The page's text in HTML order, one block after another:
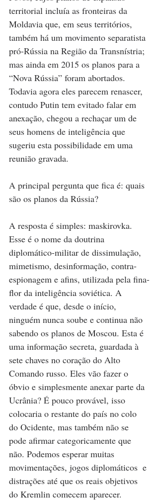
territorial incluía as fronteiras da
Moldavia que, em seus territórios,
também há um movimento separatista
pró-Rússia na Região da Transnístria;
mas ainda em 2015 os planos para a
“Nova Rússia” foram abortados.
Todavia agora eles parecem renascer,
contudo Putin tem evitado falar em
anexação, chegou a rechaçar um de
seus homens de inteligência que
sugeriu esta possibilidade em uma
reunião gravada.
A principal pergunta que fica é: quais
são os planos da Rússia?
A resposta é simples: maskirovka.
Esse é o nome da doutrina
diplomático-militar de dissimulação,
mimetismo, desinformação, contra-
espionagem e afins, utilizada pela fina-
flor da inteligência soviética. A
verdade é que, desde o início,
ninguém nunca soube e continua não
sabendo os planos de Moscou. Esta é
uma informação secreta, guardada à
sete chaves no coração do Alto
Comando russo. Eles vão fazer o
óbvio e simplesmente anexar parte da
Ucrânia? É pouco provável, isso
colocaria o restante do país no colo
do Ocidente, mas também não se
pode afirmar categoricamente que
não. Podemos esperar muitas
movimentações, jogos diplomáticos  e
distrações até que os reais objetivos
do Kremlin comecem aparecer.